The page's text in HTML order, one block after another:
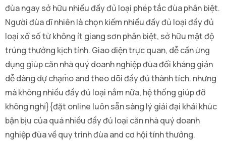
đùa ngay sở hữu nhiều đầy đủ loại phép tắc đùa phân biệt.
Người đùa dĩ nhiên là chọn kiếm nhiều đầy đủ loại đầy đủ
loại xổ số từ không ít giang sơn phân biệt, sở hữu mật độ
trúng thưởng kịch tính. Giao diện trực quan, dễ cần ứng
dụng giúp căn nhà quý doanh nghiệp đùa đối kháng giản
dễ dàng dự chạm̀o and theo dõi đầy đủ thành tích. nhưng
mà không nhiều đầy đủ loại nắm nữa, hệ thống giúp đỡ
không nghỉ}{đặt online luôn sẵn sàng lý giải đại khái khúc
bận bịu của quá nhiều đầy đủ loại căn nhà quý doanh
nghiệp đùa về quy trình đùa and cơ hội tính thưởng.